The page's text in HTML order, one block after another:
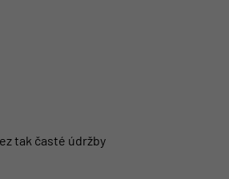
tak časté údržby